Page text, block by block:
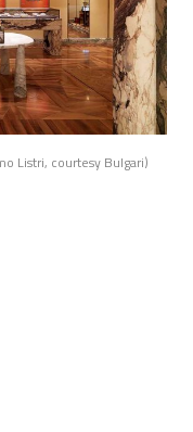
Listri, courtesy Bulgari)